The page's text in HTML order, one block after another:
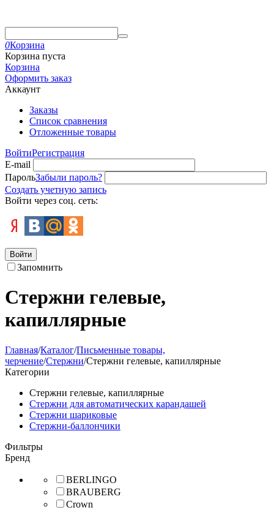
0Корзина
Корзина пуста
Корзина
Оформить заказ
Аккаунт
Заказы
Список сравнения
Отложенные товары
ВойтиРегистрация
E-mail
ПарольЗабыли пароль?
Создать учетную запись
Войти через соц. сеть:
Войти
Запомнить
Стержни гелевые,
капиллярные
Главная/Каталог/Письменные товары,
черчение/Стержни/Стержни гелевые, капиллярные
Категории
Стержни гелевые, капиллярные
Стержни для автоматических карандашей
Стержни шариковые
Стержни-баллончики
Фильтры
Бренд
BERLINGO
BRAUBERG
Crown